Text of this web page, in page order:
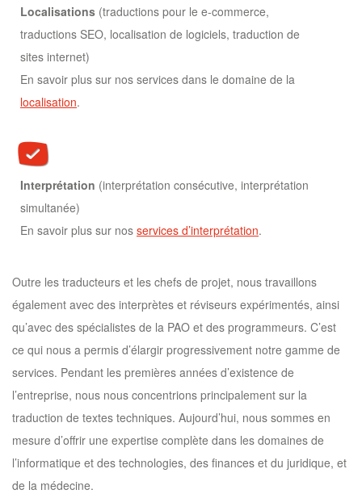
Localisations (traductions pour le e-commerce,
traductions SEO, localisation de logiciels, traduction de
sites internet)
En savoir plus sur nos services dans le domaine de la
localisation.
Interprétation (interprétation consécutive, interprétation
simultanée)
En savoir plus sur nos services d’interprétation.
Outre les traducteurs et les chefs de projet, nous travaillons
également avec des interprètes et réviseurs expérimentés, ainsi
qu’avec des spécialistes de la PAO et des programmeurs. C’est
ce qui nous a permis d’élargir progressivement notre gamme de
services. Pendant les premières années d’existence de
l’entreprise, nous nous concentrions principalement sur la
traduction de textes techniques. Aujourd’hui, nous sommes en
mesure d’offrir une expertise complète dans les domaines de
l’informatique et des technologies, des finances et du juridique, et
de la médecine.